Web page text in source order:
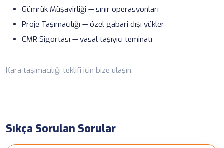
Gümrük Müşavirliği — sınır operasyonları
Proje Taşımacılığı — özel gabari dışı yükler
CMR Sigortası — yasal taşıyıcı teminatı
Kara taşımacılığı teklifi için bize ulaşın.
Sıkça Sorulan Sorular